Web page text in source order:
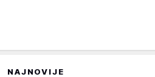
NAJNOVIJE